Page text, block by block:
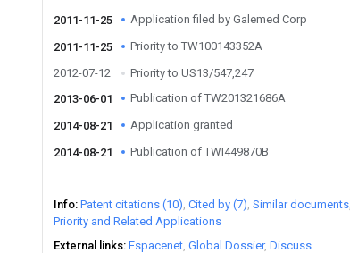
2011-11-25 Application filed by Galemed Corp
2011-11-25
Priority to TW100143352A
2012-07-12
Priority to US13/547,247
2013-06-01
Publication of TW201321686A
2014-08-21 Application granted
2014-08-21 Publication of TWI449870B
Info Patent citations (10) Cited by (7) Similar documents
Priority and Related Applications
External links Espacenet Global Dossier Discuss